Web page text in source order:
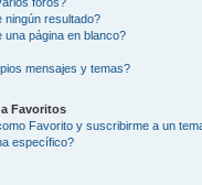
ningún resultado?
una página en blanco?
mensajes y temas?
Favoritos
Favorito y suscribirme a un
específico?